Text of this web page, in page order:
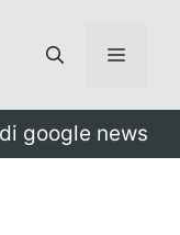
Menu
google news